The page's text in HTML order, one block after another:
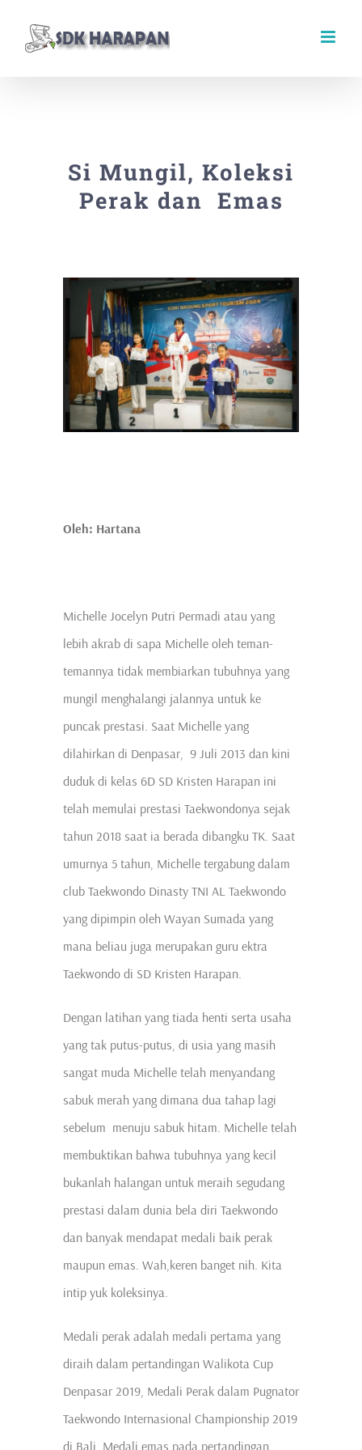
Si Mungil, Koleksi
Perak dan Emas
Oleh: Hartana
Michelle Jocelyn Putri Permadi atau yang
lebih akrab di sapa Michelle oleh teman-
temannya tidak membiarkan tubuhnya yang
mungil menghalangi jalannya untuk ke
puncak prestasi. Saat Michelle yang
dilahirkan di Denpasar, 9 Juli 2013 dan kini
duduk di kelas 6D SD Kristen Harapan ini
telah memulai prestasi Taekwondonya sejak
tahun 2018 saat ia berada dibangku TK. Saat
umurnya 5 tahun, Michelle tergabung dalam
club Taekwondo Dinasty TNI AL Taekwondo
yang dipimpin oleh Wayan Sumada yang
mana beliau juga merupakan guru ektra
Taekwondo di SD Kristen Harapan.
Dengan latihan yang tiada henti serta usaha
yang tak putus-putus, di usia yang masih
sangat muda Michelle telah menyandang
sabuk merah yang dimana dua tahap lagi
sebelum menuju sabuk hitam. Michelle telah
membuktikan bahwa tubuhnya yang kecil
bukanlah halangan untuk meraih segudang
prestasi dalam dunia bela diri Taekwondo
dan banyak mendapat medali baik perak
maupun emas. Wah,keren banget nih. Kita
intip yuk koleksinya.
Medali perak adalah medali pertama yang
diraih dalam pertandingan Walikota Cup
Denpasar 2019, Medali Perak dalam Pugnator
Taekwondo Internasional Championship 2019
di Bali, Medali emas pada pertandingan